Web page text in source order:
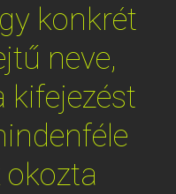
konkrét
neve,
kifejezést
okozta